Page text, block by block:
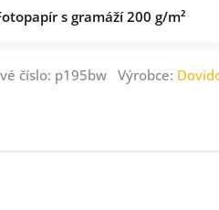
s gramáží 200 g/m²
číslo: p195bw Výrobce: